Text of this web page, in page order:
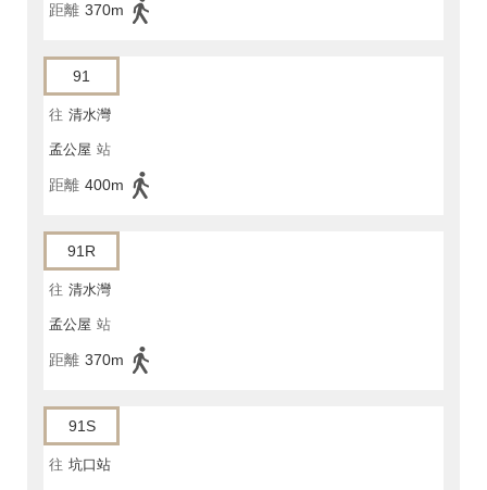
距離 370m
91
往 清水灣
孟公屋 站
距離 400m
91R
往 清水灣
孟公屋 站
距離 370m
91S
往 坑口站